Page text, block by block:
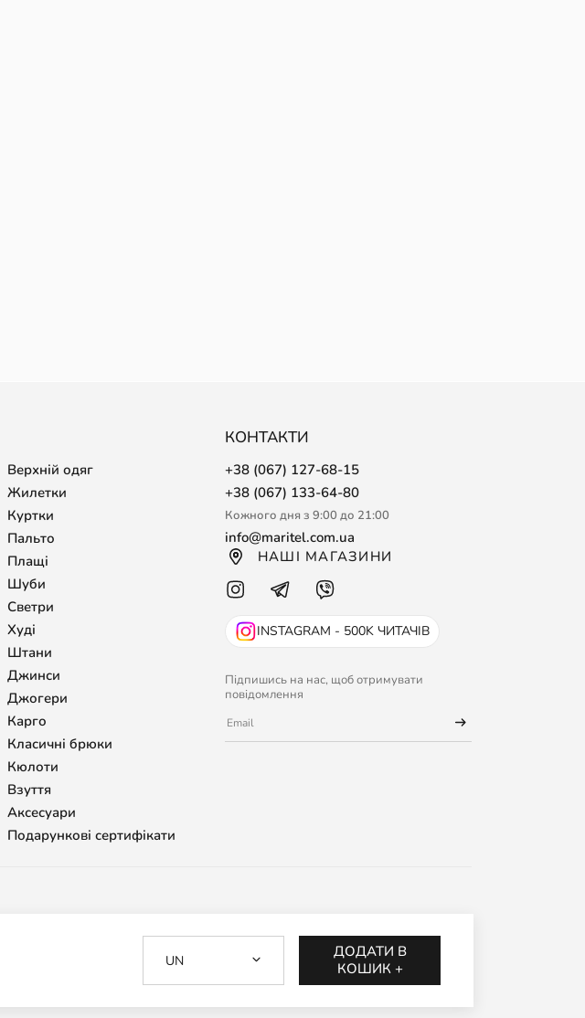
UN
ДОДАТИ В
КОШИК +
Верхній одяг
Жилетки
Куртки
Пальто
Плащі
Шуби
Светри
Худі
Штани
Джинси
Джогери
Карго
Класичні брюки
Кюлоти
Взуття
Аксесуари
Подарункові сертифікати
КОНТАКТИ
+38 (067) 127-68-15
+38 (067) 133-64-80
Кожного дня з 9:00 до 21:00
info@maritel.com.ua
НАШІ МАГАЗИНИ
INSTAGRAM - 500K ЧИТАЧІВ
Підпишись на нас, щоб отримувати
повідомлення